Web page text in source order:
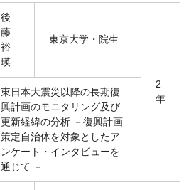
後
藤
裕
瑛
東京大学・院生
2
年
東日本大震災以降の長期復
興計画のモニタリング及び
更新経緯の分析 －復興計画
策定自治体を対象としたア
ンケート・インタビューを
通じて －